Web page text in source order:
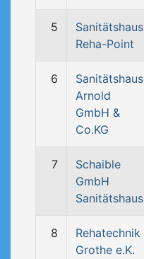
5
Sanitätshaus
Reha-Point
6
Sanitätshaus
Arnold
GmbH &
Co.KG
7
Schaible
GmbH
Sanitätshaus
8
Rehatechnik
Grothe e.K.